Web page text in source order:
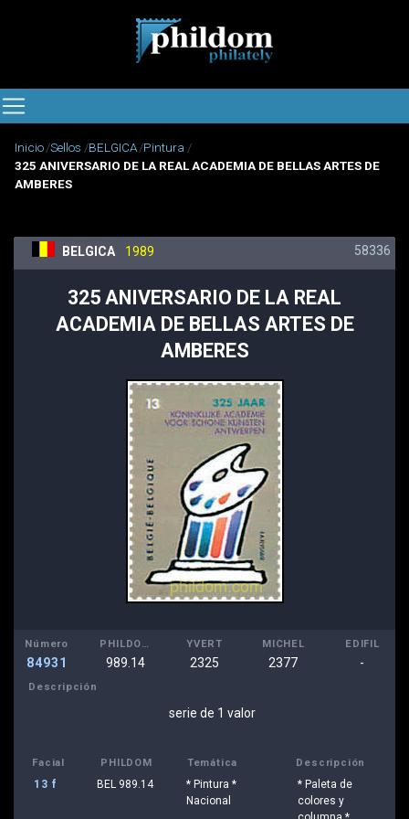
Inicio Sellos BELGICA Pintura
325 ANIVERSARIO DE LA REAL ACADEMIA DE BELLAS ARTES DE
AMBERES
BELGICA 1989 58336
325 ANIVERSARIO DE LA REAL
ACADEMIA DE BELLAS ARTES DE
AMBERES
Número
84931
PHILDOM
989.14
YVERT
2325
MICHEL
2377
EDIFIL
-
Descripción
serie de 1 valor
Facial PHILDOM Temática Descripción
13 f BEL 989.14
* Pintura *
Nacional
* Paleta de
colores y